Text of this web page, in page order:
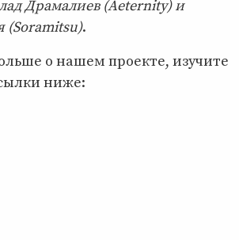
Драмалиев (Aeternity) и
(Soramitsu).
о нашем проекте, изучите
ниже: